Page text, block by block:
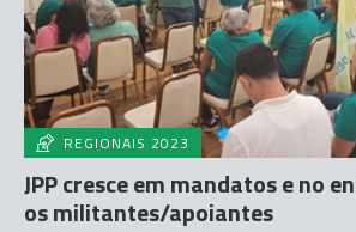
REGIONAIS 2023
JPP cresce em mandatos e no
os militantes/apoiantes